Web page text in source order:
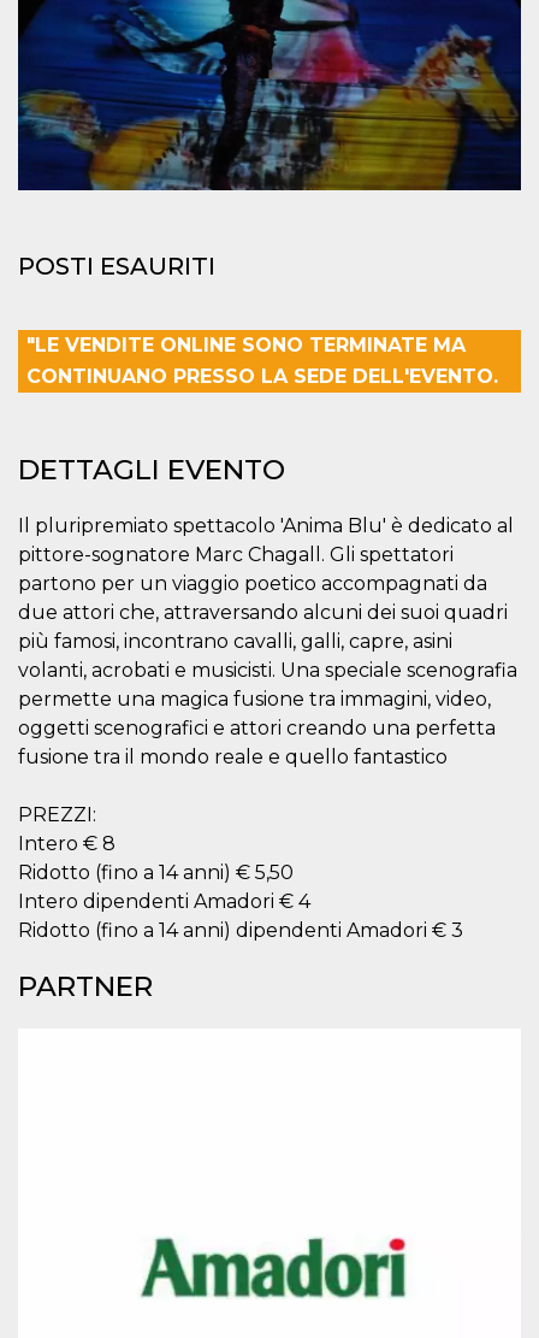
POSTI ESAURITI
"LE VENDITE ONLINE SONO TERMINATE MA
CONTINUANO PRESSO LA SEDE DELL'EVENTO.
DETTAGLI EVENTO
Il pluripremiato spettacolo 'Anima Blu' è dedicato al
pittore-sognatore Marc Chagall. Gli spettatori
partono per un viaggio poetico accompagnati da
due attori che, attraversando alcuni dei suoi quadri
più famosi, incontrano cavalli, galli, capre, asini
volanti, acrobati e musicisti. Una speciale scenografia
permette una magica fusione tra immagini, video,
oggetti scenografici e attori creando una perfetta
fusione tra il mondo reale e quello fantastico
PREZZI:
Intero € 8
Ridotto (fino a 14 anni) € 5,50
Intero dipendenti Amadori € 4
Ridotto (fino a 14 anni) dipendenti Amadori € 3
PARTNER
generato in
modo casuale, il
modo in cui
viene utilizzato
può essere
specifico per il
sito, ma un
buon esempio è
mantenere uno
stato di accesso
per un utente
l'ottimizzazione
dei servizi di
dei pagamenti,
facilitando la
CookieScriptConsent
CookieScript
oooh.events
4
settimane
2 giorni
Questo cookie
viene utilizzato
dal servizio
Cookie-
Script.com per
ricordare le
preferenze di
consenso sui
cookie dei
visitatori. È
necessario che il
banner dei
cookie di
Cookie-
Script.com
Storage declaration
Nome
Storage
type
fbssls_314278995690155
Session
wpEmojiSettingsSupports
Provider /
Dominio
Scadenza
Meta